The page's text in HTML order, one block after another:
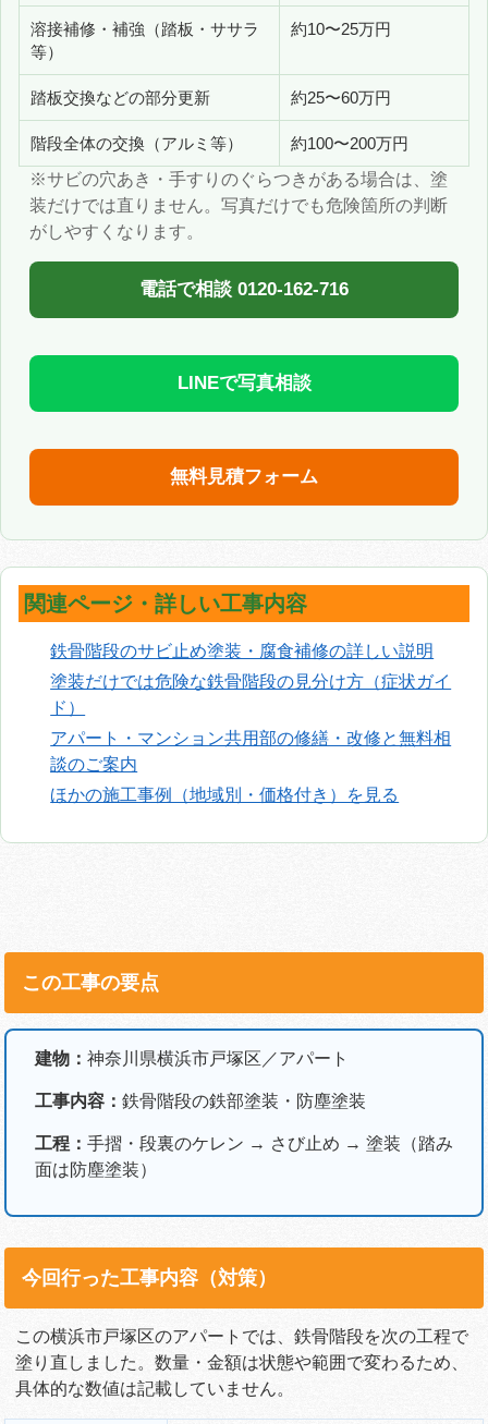
溶接補修・補強（踏板・ササラ
等）
約10〜25万円
踏板交換などの部分更新 約25〜60万円
階段全体の交換（アルミ等）
約100〜200万円
※サビの穴あき・手すりのぐらつきがある場合は、塗
装だけでは直りません。写真だけでも危険箇所の判断
がしやすくなります。
電話で相談 0120-162-716
LINEで写真相談
無料見積フォーム
関連ページ・詳しい工事内容
鉄骨階段のサビ止め塗装・腐食補修の詳しい説明
塗装だけでは危険な鉄骨階段の見分け方（症状ガイ
ド）
アパート・マンション共用部の修繕・改修と無料相
談のご案内
ほかの施工事例（地域別・価格付き）を見る
この工事の要点
建物： 神奈川県横浜市戸塚区／アパート
工事内容： 鉄骨階段の鉄部塗装・防塵塗装
工程： 手摺・段裏のケレン → さび止め → 塗装（踏み
面は防塵塗装）
今回行った工事内容（対策）
この横浜市戸塚区のアパートでは、鉄骨階段を次の工程で
塗り直しました。数量・金額は状態や範囲で変わるため、
具体的な数値は記載していません。